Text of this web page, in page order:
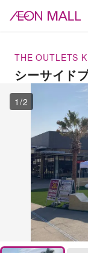
THE OUTLETS
シーサイド
1 /2